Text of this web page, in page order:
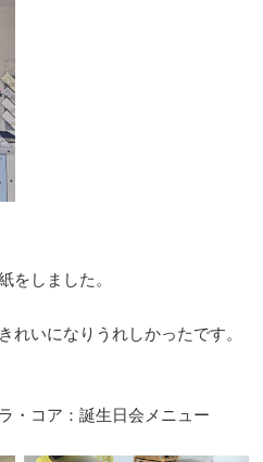
をしました。
れいになりうれしかったです。
・コア：誕生日会メニュー